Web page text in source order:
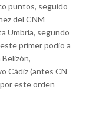
puntos, seguido
del CNM
Umbría, segundo
primer podio a
Cádiz (antes CN
este orden